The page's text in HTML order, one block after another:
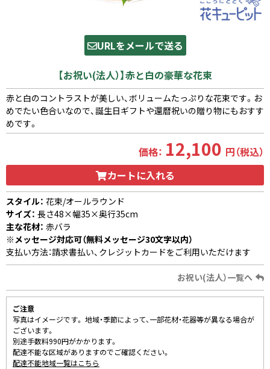
URLをメールで送る
【お祝い(法人）】赤と白の豪華な花束
赤と白のコントラストが美しい、ボリュームたっぷりな花束です。お
めでたい色合いなので、誕生日ギフトや還暦祝いの贈り物にもおすす
めです。
価格： 12,100 円（税込）
カートに入れる
スタイル： 花束/オールラウンド
サイズ： 長さ48×幅35×奥行35cm
主な花材： 赤バラ
※メッセージ対応可（無料メッセージ30文字以内）
支払い方法：請求書払い、クレジットカードをご利用いただけます
お祝い(法人）一覧へ
ご注意
写真はイメージです。 地域・季節によって、一部花材・花器等が異なる場合が
ございます。
別途手数料990円がかかります。
配達不能な区域がありますのでご確認ください。
配達不能地域一覧はこちら